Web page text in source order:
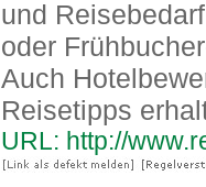
und
oder
Auch
Reisetipps
URL: http://